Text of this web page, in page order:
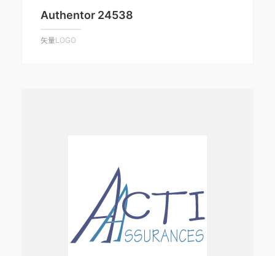
Authentor 24538
矢量LOGO